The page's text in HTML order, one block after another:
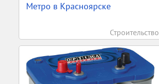
Метро в Красноярске
Строительство